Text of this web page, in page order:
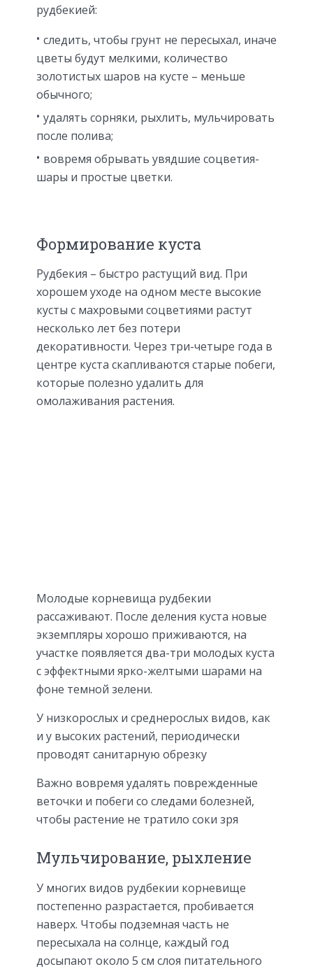
рудбекией:
следить, чтобы грунт не пересыхал, иначе
цветы будут мелкими, количество
золотистых шаров на кусте – меньше
обычного;
удалять сорняки, рыхлить, мульчировать
после полива;
вовремя обрывать увядшие соцветия-
шары и простые цветки.
Формирование куста
Рудбекия – быстро растущий вид. При
хорошем уходе на одном месте высокие
кусты с махровыми соцветиями растут
несколько лет без потери
декоративности. Через три-четыре года в
центре куста скапливаются старые побеги,
которые полезно удалить для
омолаживания растения.
Молодые корневища рудбекии
рассаживают. После деления куста новые
экземпляры хорошо приживаются, на
участке появляется два-три молодых куста
с эффектными ярко-желтыми шарами на
фоне темной зелени.
У низкорослых и среднерослых видов, как
и у высоких растений, периодически
проводят санитарную обрезку
Важно вовремя удалять поврежденные
веточки и побеги со следами болезней,
чтобы растение не тратило соки зря
Мульчирование, рыхление
У многих видов рудбекии корневище
постепенно разрастается, пробивается
наверх. Чтобы подземная часть не
пересыхала на солнце, каждый год
досыпают около 5 см слоя питательного